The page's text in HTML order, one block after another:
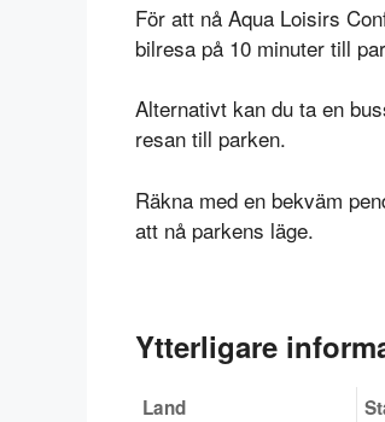
För att nå Aqua Loisirs
bilresa på 10 minuter till
Alternativt kan du ta en
resan till parken.
Räkna med en bekväm
att nå parkens läge.
Ytterligare
Land